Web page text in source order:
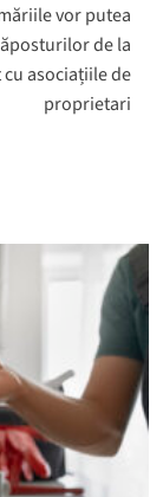
vor putea
de la
asociațiile de
proprietari